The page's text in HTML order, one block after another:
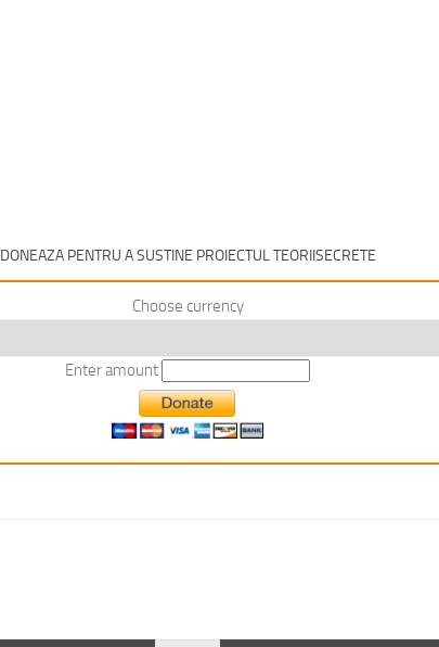
DONEAZA PENTRU A SUSTINE PROIECTUL TEORIISECRETE
Choose currency
Enter amount